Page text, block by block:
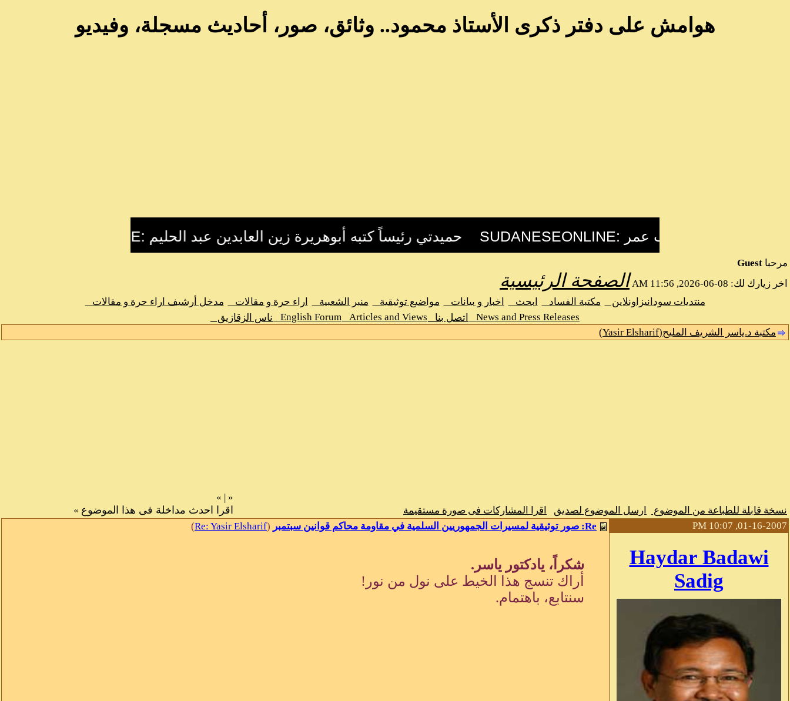
هوامش على دفتر ذكرى الأستاذ محمود.. وثائق، صور، أحاديث مسجلة، وفيديو
مرحبا Guest
اخر زيارك لك: 08-06-2026, 11:56 AM
الصفحة الرئيسية
منتديات سودانيزاونلاين مكتبة الفساد ابحث اخبار و بيانات مواضيع توثيقية منبر الشعبية اراء حرة و مقالات
مدخل أرشيف اراء حرة و مقالات
News and Press Releases
اتصل بنا Articles and Views
English Forum
ناس الزقازيق
مكتبة د.ياسر الشريف المليح(Yasir Elsharif)
نسخة قابلة للطباعة من الموضوع ارسل الموضوع لصديق اقرا المشاركات فى صورة مستقيمة
«
|
»
اقرا احدث مداخلة فى هذا الموضوع »
01-16-2007, 10:07 PM
Haydar Badawi
Sadig
Re: صور توثيقية لمسيرات الجمهوريين السلمية في مقاومة محاكم قوانين سبتمبر (
Re: Yasir Elsharif
)
شكراً، يادكتور ياسر.
أراك تنسج هذا الخيط على نول من نور!
سنتابع، باهتمام.